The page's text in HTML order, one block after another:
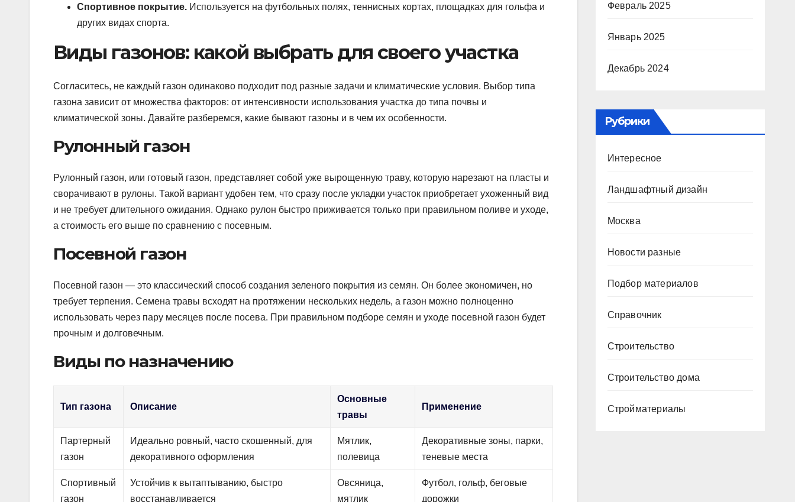
Спортивное покрытие. Используется на футбольных полях, теннисных кортах, площадках для гольфа и
других видах спорта.
Виды газонов: какой выбрать для своего участка
Согласитесь, не каждый газон одинаково подходит под разные задачи и климатические условия. Выбор типа
газона зависит от множества факторов: от интенсивности использования участка до типа почвы и
климатической зоны. Давайте разберемся, какие бывают газоны и в чем их особенности.
Рулонный газон
Рулонный газон, или готовый газон, представляет собой уже вырощенную траву, которую нарезают на пласты и
сворачивают в рулоны. Такой вариант удобен тем, что сразу после укладки участок приобретает ухоженный вид
и не требует длительного ожидания. Однако рулон быстро приживается только при правильном поливе и уходе,
а стоимость его выше по сравнению с посевным.
Посевной газон
Посевной газон — это классический способ создания зеленого покрытия из семян. Он более экономичен, но
требует терпения. Семена травы всходят на протяжении нескольких недель, а газон можно полноценно
использовать через пару месяцев после посева. При правильном подборе семян и уходе посевной газон будет
прочным и долговечным.
Виды по назначению
Тип газона Описание
Основные
травы
Применение
Партерный
газон
Идеально ровный, часто скошенный, для
декоративного оформления
Мятлик,
полевица
Декоративные зоны, парки,
теневые места
Спортивный
газон
Устойчив к вытаптыванию, быстро
восстанавливается
Овсяница,
мятлик
Футбол, гольф, беговые
дорожки
Февраль 2025
Январь 2025
Декабрь 2024
Рубрики
Интересное
Ландшафтный дизайн
Москва
Новости разные
Подбор материалов
Справочник
Строительство
Строительство дома
Стройматериалы